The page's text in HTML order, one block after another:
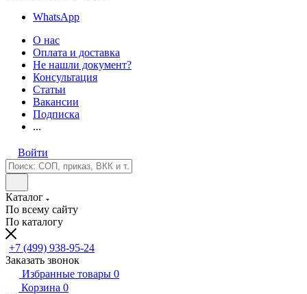
WhatsApp
О нас
Оплата и доставка
Не нашли документ?
Консультация
Статьи
Вакансии
Подписка
...
Войти
Каталог
По всему сайту
По каталогу
+7 (499) 938-95-24
Заказать звонок
Избранные товары 0
Корзина 0